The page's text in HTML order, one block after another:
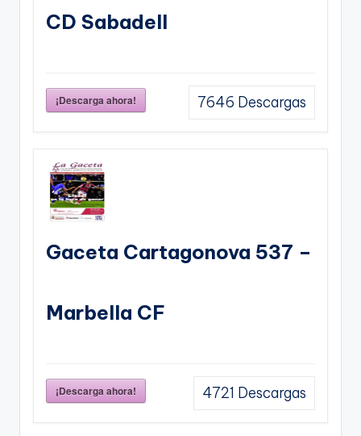
CD Sabadell
¡Descarga ahora! 7646 Descargas
Gaceta Cartagonova 537 –
Marbella CF
¡Descarga ahora! 4721 Descargas